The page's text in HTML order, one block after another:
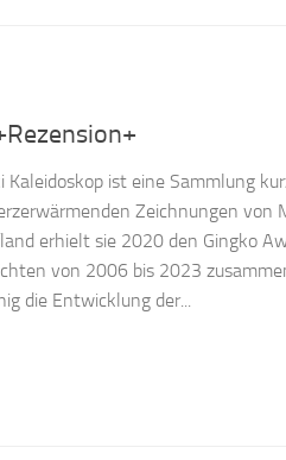
Kaleidoskop ist eine Sammlung
Zeichnungen von
erhielt sie 2020 den Gingko
von 2006 bis 2023
die Entwicklung der...